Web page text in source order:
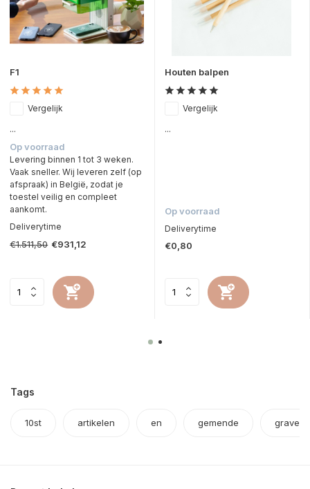
F1
Vergelijk
...
Op voorraad
Levering binnen 1 tot 3 weken.
Vaak sneller. Wij leveren zelf (op
afspraak) in België, zodat je
toestel veilig en compleet
aankomt.
Deliverytime
€1.511,50 €931,12
Houten balpen
Vergelijk
...
Op voorraad
Deliverytime
€0,80
Tags
10st artikelen en gemende